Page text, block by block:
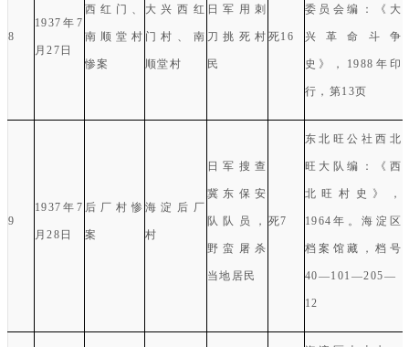
8
1937 年 7
月 27 日
西红门、
南顺堂村
惨案
大兴西红
门村、南
顺堂村
日军用刺
刀挑死村
民
死16
委员会编：《大
兴革命斗争
史》， 1988 年印
行，第13页
9
1937 年 7
月 28 日
后厂村惨
案
海淀后厂
村
日军搜查
冀东保安
队队员，
野蛮屠杀
当地居民
死7
东北旺公社西北
旺大队编：《西
北旺村史》，
1964 年。海淀区
档案馆藏，档号
40—101 —205—
12